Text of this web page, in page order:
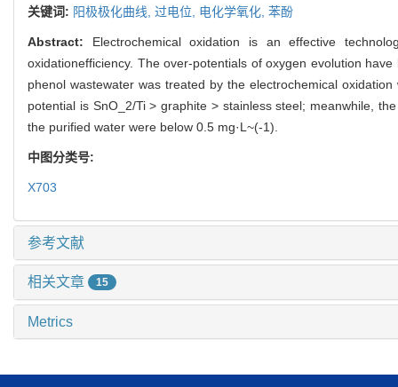
关键词: 阳极极化曲线, 过电位, 电化学氧化, 苯酚
Abstract: Electrochemical oxidation is an effective
oxidationefficiency. The over-potentials of oxygen evolution
phenol wastewater was treated by the electrochemical
potential is SnO_2/Ti > graphite > stainless steel; meanwhile,
the purified water were below 0.5 mg·L~(-1).
中图分类号:
X703
参考文献
相关文章 15
Metrics